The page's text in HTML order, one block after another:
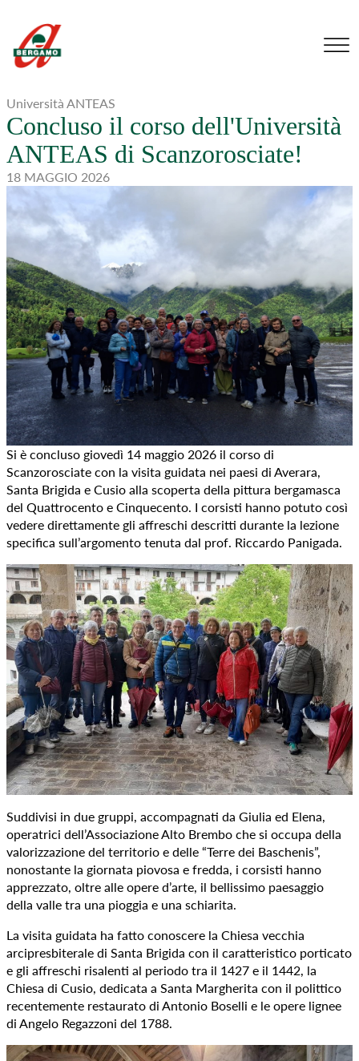
Università ANTEAS
Concluso il corso dell'Università
ANTEAS di Scanzorosciate!
18 MAGGIO 2026
Si è concluso giovedì 14 maggio 2026 il corso di
Scanzorosciate con la visita guidata nei paesi di Averara,
Santa Brigida e Cusio alla scoperta della pittura bergamasca
del Quattrocento e Cinquecento. I corsisti hanno potuto così
vedere direttamente gli affreschi descritti durante la lezione
specifica sull’argomento tenuta dal prof. Riccardo Panigada.
Suddivisi in due gruppi, accompagnati da Giulia ed Elena,
operatrici dell’Associazione Alto Brembo che si occupa della
valorizzazione del territorio e delle “Terre dei Baschenis”,
nonostante la giornata piovosa e fredda, i corsisti hanno
apprezzato, oltre alle opere d’arte, il bellissimo paesaggio
della valle tra una pioggia e una schiarita.
La visita guidata ha fatto conoscere la Chiesa vecchia
arcipresbiterale di Santa Brigida con il caratteristico porticato
e gli affreschi risalenti al periodo tra il 1427 e il 1442, la
Chiesa di Cusio, dedicata a Santa Margherita con il polittico
recentemente restaurato di Antonio Boselli e le opere lignee
di Angelo Regazzoni del 1788.